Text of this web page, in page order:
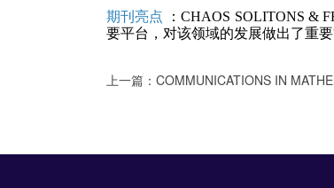
期刊亮点
：CHAOS SOLITONS &
要平台，对该领域的发展做出了重
上一篇： COMMUNICATIONS IN MATHEMATICAL